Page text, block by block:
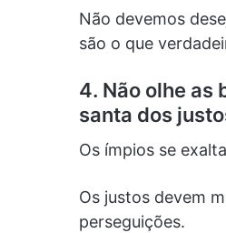
Não devemos
são o que
4. Não olhe as
santa dos
Os ímpios se
Os justos devem
perseguições.